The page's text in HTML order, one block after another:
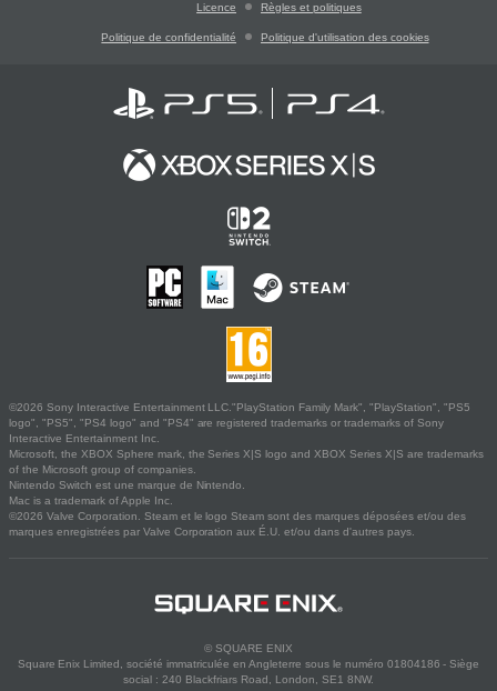
Licence Règles et politiques
Politique de confidentialité Politique d'utilisation des cookies
©2026 Sony Interactive Entertainment LLC."PlayStation Family Mark", "PlayStation", "PS5
logo", "PS5", "PS4 logo" and "PS4" are registered trademarks or trademarks of Sony
Interactive Entertainment Inc.
Microsoft, the XBOX Sphere mark, the Series X|S logo and XBOX Series X|S are trademarks
of the Microsoft group of companies.
Nintendo Switch est une marque de Nintendo.
Mac is a trademark of Apple Inc.
©2026 Valve Corporation. Steam et le logo Steam sont des marques déposées et/ou des
marques enregistrées par Valve Corporation aux É.U. et/ou dans d'autres pays.
© SQUARE ENIX
Square Enix Limited, société immatriculée en Angleterre sous le numéro 01804186 - Siège
social : 240 Blackfriars Road, London, SE1 8NW.